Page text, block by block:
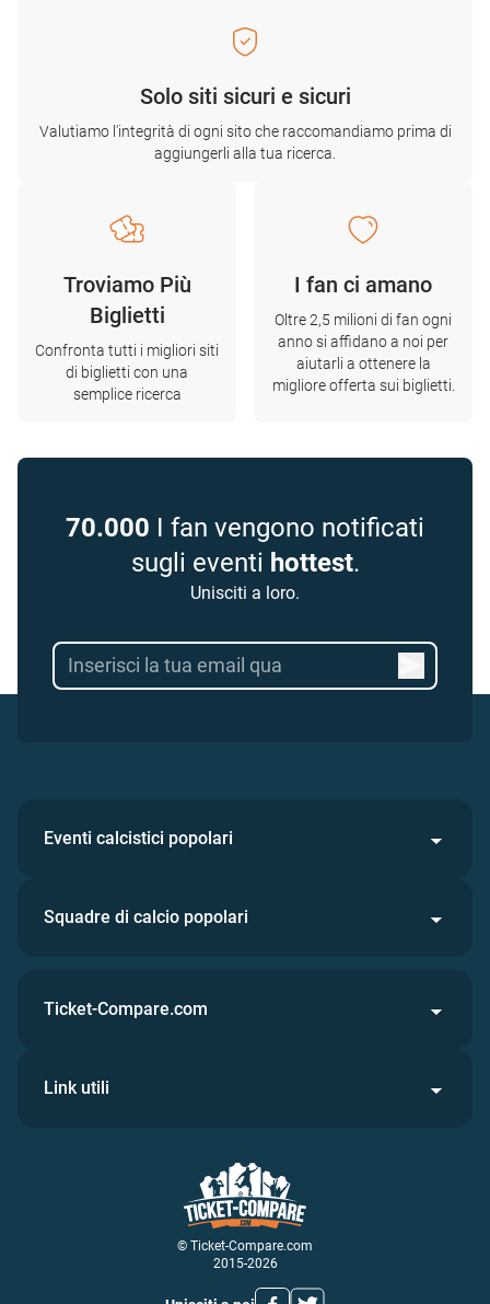
Solo siti sicuri e sicuri
Valutiamo l'integrità di ogni sito che raccomandiamo prima di
aggiungerli alla tua ricerca.
Troviamo Più
Biglietti
Confronta tutti i migliori siti
di biglietti con una
semplice ricerca
I fan ci amano
Oltre 2,5 milioni di fan ogni
anno si affidano a noi per
aiutarli a ottenere la
migliore offerta sui biglietti.
70.000 I fan vengono notificati
sugli eventi hottest.
Unisciti a loro.
Eventi calcistici popolari
Squadre di calcio popolari
© Ticket-Compare.com
2015-2026
Ticket-Compare.com
Link utili